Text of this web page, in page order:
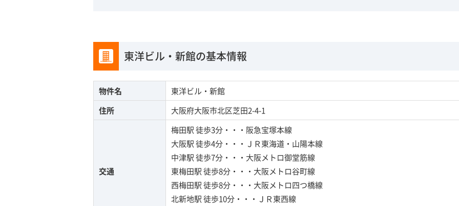
東洋ビル・新館の基本情報
物件名
東洋ビル・新館
住所
大阪府大阪市北区芝田2-4-1
交通
梅田駅徒歩3分・・・阪急宝塚本線
大阪駅徒歩4分・・・ＪＲ東海道・山陽本線
中津駅徒歩7分・・・大阪メトロ御堂筋線
東梅田駅徒歩8分・・・大阪メトロ谷町線
西梅田駅徒歩8分・・・大阪メトロ四つ橋線
北新地駅徒歩10分・・・ＪＲ東西線